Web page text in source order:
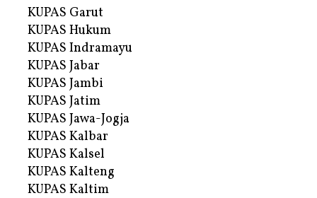
KUPAS Garut
KUPAS Hukum
KUPAS Indramayu
KUPAS Jabar
KUPAS Jambi
KUPAS Jatim
KUPAS Jawa-Jogja
KUPAS Kalbar
KUPAS Kalsel
KUPAS Kalteng
KUPAS Kaltim